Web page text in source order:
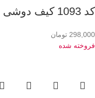
کد 1093 کیف دوشی بزرگ زنانه طرح برند
298,000 تومان
فروخته شده